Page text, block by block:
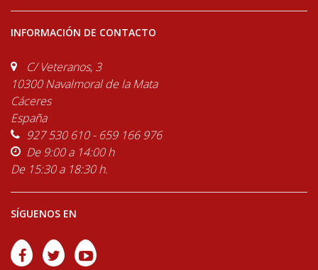
INFORMACIÓN DE CONTACTO
C/ Veteranos, 3
10300 Navalmoral de la Mata
Cáceres
España
927 530 610 - 659 166 976
De 9:00 a 14:00 h
De 15:30 a 18:30 h.
SÍGUENOS EN